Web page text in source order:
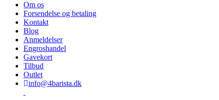
Om os
Forsendelse og betaling
Kontakt
Blog
Anmeldelser
Engroshandel
Gavekort
Tilbud
Outlet
info@4barista.dk